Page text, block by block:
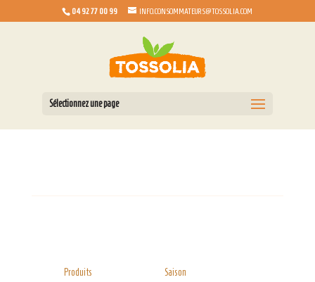
04 92 77 00 99 INFO.CONSOMMATEURS@TOSSOLIA.COM
Sélectionnez une page
Produits Saison